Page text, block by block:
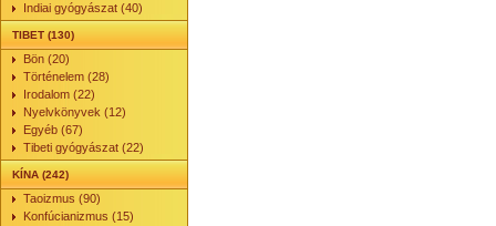
Indiai gyógyászat (40)
TIBET (130)
Bön (20)
Történelem (28)
Irodalom (22)
Nyelvkönyvek (12)
Egyéb (67)
Tibeti gyógyászat (22)
KÍNA (242)
Taoizmus (90)
Konfúcianizmus (15)